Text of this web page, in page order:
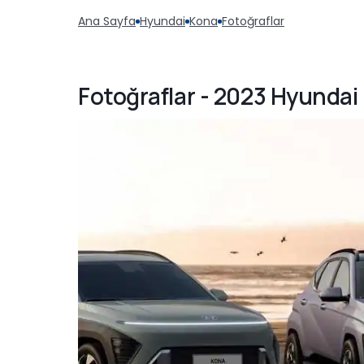
Ana Sayfa Hyundai Kona Fotoğraflar
Fotoğraflar - 2023 Hyundai